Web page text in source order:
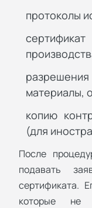
протоколы
материалы,
копию
(для
После
подавать
сертификата.
которые не